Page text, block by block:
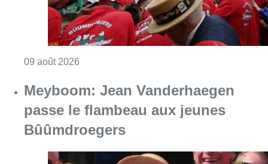
09 août 2026
Meyboom: Jean Vanderhaegen
passe le flambeau aux jeunes
Bûûmdroegers